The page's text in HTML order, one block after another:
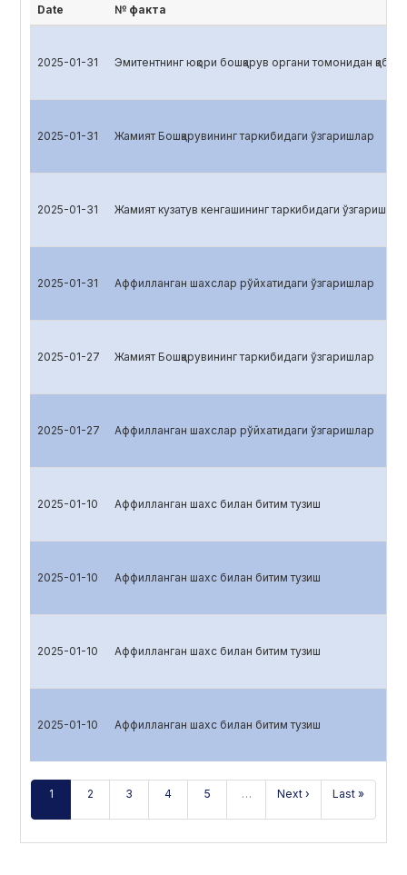
Date № факта
2025-01-31 Эмитентнинг юқори бошқарув органи томонидан қабул
2025-01-31 Жамият Бошқарувининг таркибидаги ўзгаришлар
2025-01-31 Жамият кузатув кенгашининг таркибидаги ўзгаришлар
2025-01-31 Аффилланган шахслар рўйхатидаги ўзгаришлар
2025-01-27 Жамият Бошқарувининг таркибидаги ўзгаришлар
2025-01-27 Аффилланган шахслар рўйхатидаги ўзгаришлар
2025-01-10 Аффилланган шахс билан битим тузиш
2025-01-10 Аффилланган шахс билан битим тузиш
2025-01-10 Аффилланган шахс билан битим тузиш
2025-01-10 Аффилланган шахс билан битим тузиш
1 2 3 4 5 … Next › Last »